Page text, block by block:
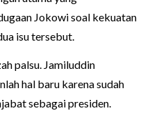
Jokowi soal kekuatan
isu tersebut.
palsu. Jamiluddin
hal baru karena sudah
sebagai presiden.